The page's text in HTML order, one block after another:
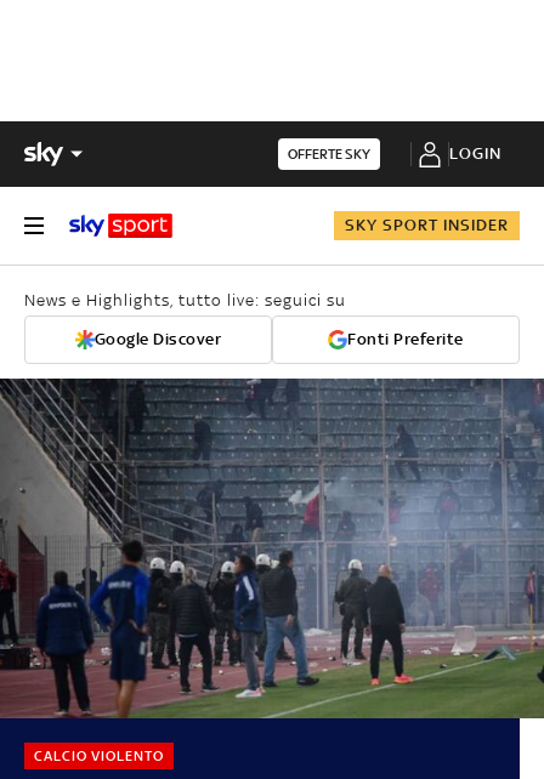
OFFERTE SKY LOGIN
SKY SPORT INSIDER
News e Highlights, tutto live: seguici su
Google Discover Fonti Preferite
CALCIO VIOLENTO